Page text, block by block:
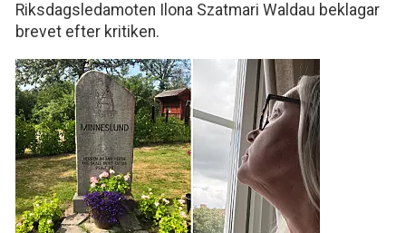
Riksdagsledamoten Ilona Szatmari Waldau beklagar
brevet efter kritiken.